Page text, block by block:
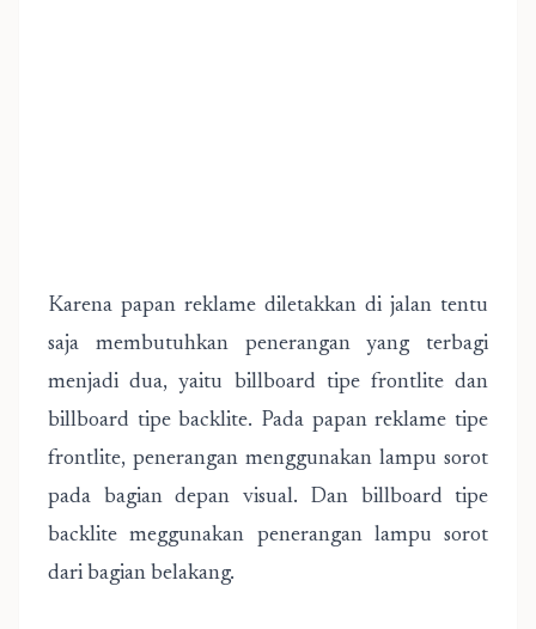
Karena papan reklame diletakkan di jalan tentu
saja membutuhkan penerangan yang terbagi
menjadi dua, yaitu billboard tipe frontlite dan
billboard tipe backlite. Pada papan reklame tipe
frontlite, penerangan menggunakan lampu sorot
pada bagian depan visual. Dan billboard tipe
backlite meggunakan penerangan lampu sorot
dari bagian belakang.